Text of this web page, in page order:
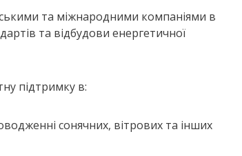
та міжнародними компаніями в
та відбудови енергетичної
підтримку в:
сонячних, вітрових та інших